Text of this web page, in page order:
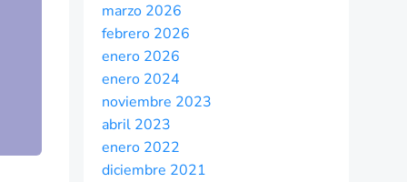
marzo 2026
febrero 2026
enero 2026
enero 2024
noviembre 2023
abril 2023
enero 2022
diciembre 2021